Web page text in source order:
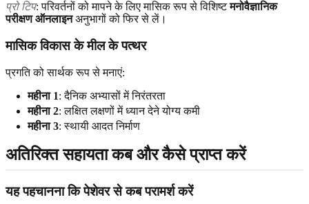
प्रो टिप: परिवर्तनों को मापने के लिए मासिक रूप से विशिष्टमनोवैज्ञानिक
परीक्षण ऑनलाइनअनुभागों को फिर से लें।
मासिक विकास के मील के पत्थर
प्रगति को सार्थक रूप से मनाएं:
महीना 1: दैनिक अभ्यासों में निरंतरता
महीना 2: लक्षित लक्षणों में ध्यान देने योग्य कमी
महीना 3: स्थायी आदत निर्माण
अतिरिक्त सहायता कब और कैसे प्राप्त करें
यह पहचानना कि पेशेवर से कब परामर्श करें